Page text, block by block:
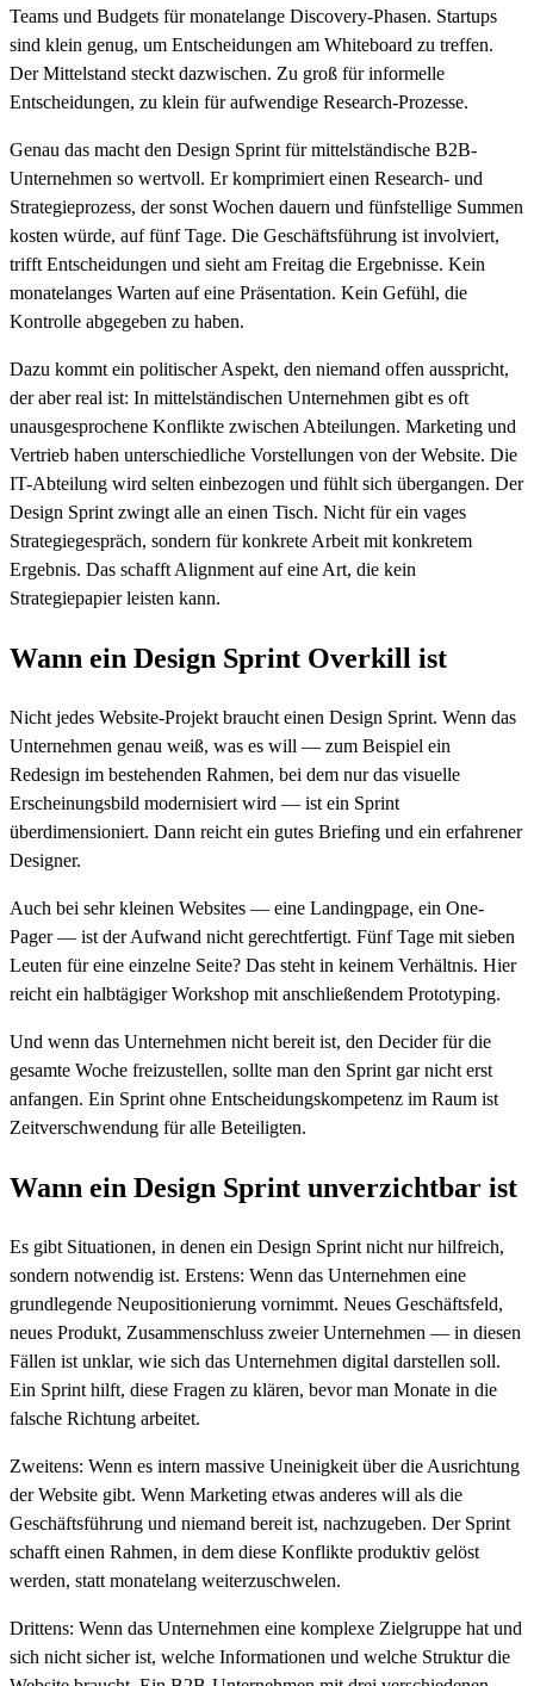
Teams und Budgets für monatelange Discovery-Phasen. Startups
sind klein genug, um Entscheidungen am Whiteboard zu treffen.
Der Mittelstand steckt dazwischen. Zu groß für informelle
Entscheidungen, zu klein für aufwendige Research-Prozesse.
Genau das macht den Design Sprint für mittelständische B2B-
Unternehmen so wertvoll. Er komprimiert einen Research- und
Strategieprozess, der sonst Wochen dauern und fünfstellige Summen
kosten würde, auf fünf Tage. Die Geschäftsführung ist involviert,
trifft Entscheidungen und sieht am Freitag die Ergebnisse. Kein
monatelanges Warten auf eine Präsentation. Kein Gefühl, die
Kontrolle abgegeben zu haben.
Dazu kommt ein politischer Aspekt, den niemand offen ausspricht,
der aber real ist: In mittelständischen Unternehmen gibt es oft
unausgesprochene Konflikte zwischen Abteilungen. Marketing und
Vertrieb haben unterschiedliche Vorstellungen von der Website. Die
IT-Abteilung wird selten einbezogen und fühlt sich übergangen. Der
Design Sprint zwingt alle an einen Tisch. Nicht für ein vages
Strategiegespräch, sondern für konkrete Arbeit mit konkretem
Ergebnis. Das schafft Alignment auf eine Art, die kein
Strategiepapier leisten kann.
Wann ein Design Sprint Overkill ist
Nicht jedes Website-Projekt braucht einen Design Sprint. Wenn das
Unternehmen genau weiß, was es will — zum Beispiel ein
Redesign im bestehenden Rahmen, bei dem nur das visuelle
Erscheinungsbild modernisiert wird — ist ein Sprint
überdimensioniert. Dann reicht ein gutes Briefing und ein erfahrener
Designer.
Auch bei sehr kleinen Websites — eine Landingpage, ein One-
Pager — ist der Aufwand nicht gerechtfertigt. Fünf Tage mit sieben
Leuten für eine einzelne Seite? Das steht in keinem Verhältnis. Hier
reicht ein halbtägiger Workshop mit anschließendem Prototyping.
Und wenn das Unternehmen nicht bereit ist, den Decider für die
gesamte Woche freizustellen, sollte man den Sprint gar nicht erst
anfangen. Ein Sprint ohne Entscheidungskompetenz im Raum ist
Zeitverschwendung für alle Beteiligten.
Wann ein Design Sprint unverzichtbar ist
Es gibt Situationen, in denen ein Design Sprint nicht nur hilfreich,
sondern notwendig ist. Erstens: Wenn das Unternehmen eine
grundlegende Neupositionierung vornimmt. Neues Geschäftsfeld,
neues Produkt, Zusammenschluss zweier Unternehmen — in diesen
Fällen ist unklar, wie sich das Unternehmen digital darstellen soll.
Ein Sprint hilft, diese Fragen zu klären, bevor man Monate in die
falsche Richtung arbeitet.
Zweitens: Wenn es intern massive Uneinigkeit über die Ausrichtung
der Website gibt. Wenn Marketing etwas anderes will als die
Geschäftsführung und niemand bereit ist, nachzugeben. Der Sprint
schafft einen Rahmen, in dem diese Konflikte produktiv gelöst
werden, statt monatelang weiterzuschwelen.
Drittens: Wenn das Unternehmen eine komplexe Zielgruppe hat und
sich nicht sicher ist, welche Informationen und welche Struktur die